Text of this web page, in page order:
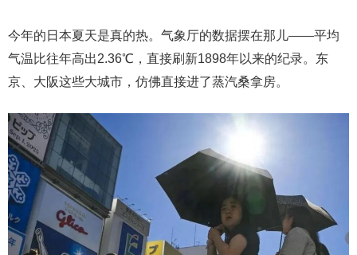
今年的日本夏天是真的热。气象厅的数据摆在那儿——平均
气温比往年高出2.36℃，直接刷新1898年以来的纪录。东
京、大阪这些大城市，仿佛直接进了蒸汽桑拿房。